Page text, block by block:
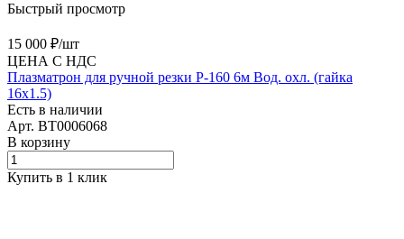
Быстрый просмотр
15 000 ₽/шт
ЦЕНА С НДС
Плазматрон для ручной резки Р-160 6м Вод. охл. (гайка
16х1.5)
Есть в наличии
Арт. BT0006068
В корзину
Купить в 1 клик